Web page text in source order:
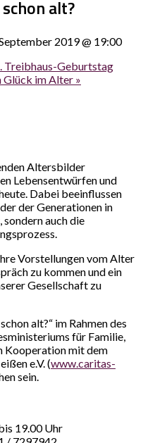
alt?
2019 @ 19:00
Treibhaus-Geburtstag
Glück im Alter »
Altersbilder
Lebensentwürfen und
Dabei beeinflussen
der Generationen in
auch die
Vorstellungen vom Alter
zu kommen und ein
Gesellschaft zu
alt?“ im Rahmen des
für Familie,
Kooperation mit dem
e.V. (www.caritas-
sein.
19.00 Uhr